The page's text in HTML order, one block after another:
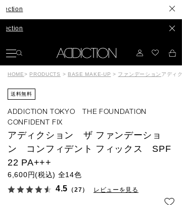
長年
発色
HOME> PRODUCTS > BASE MAKE-UP > ファンデーション アディ
送料無料
ADDICTION TOKYO THE FOUNDATION
CONFIDENT FIX
アディクション ザ ファンデーショ
ン コンフィデント フィックス SPF
22 PA+++
6,600円(税込) 全14色
4.5 （27） レビューを見る